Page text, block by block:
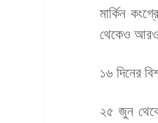
মার্কিন
থেকেও আরও
১৬ দিনের
২৫ জুন